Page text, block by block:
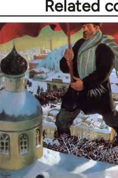
Related